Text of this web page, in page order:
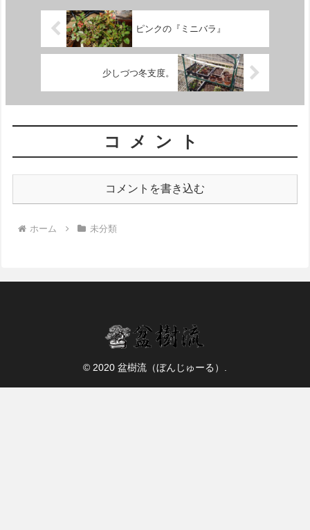
ピンクの『ミニバラ』
少しづつ冬支度。
コメント
コメントを書き込む
ホーム 未分類
© 2020 盆樹流（ぼんじゅーる）.